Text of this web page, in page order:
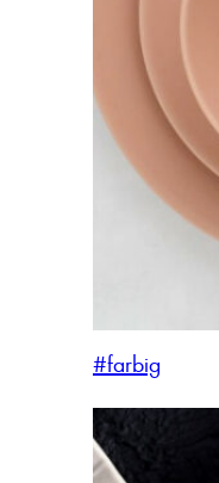
#farbig